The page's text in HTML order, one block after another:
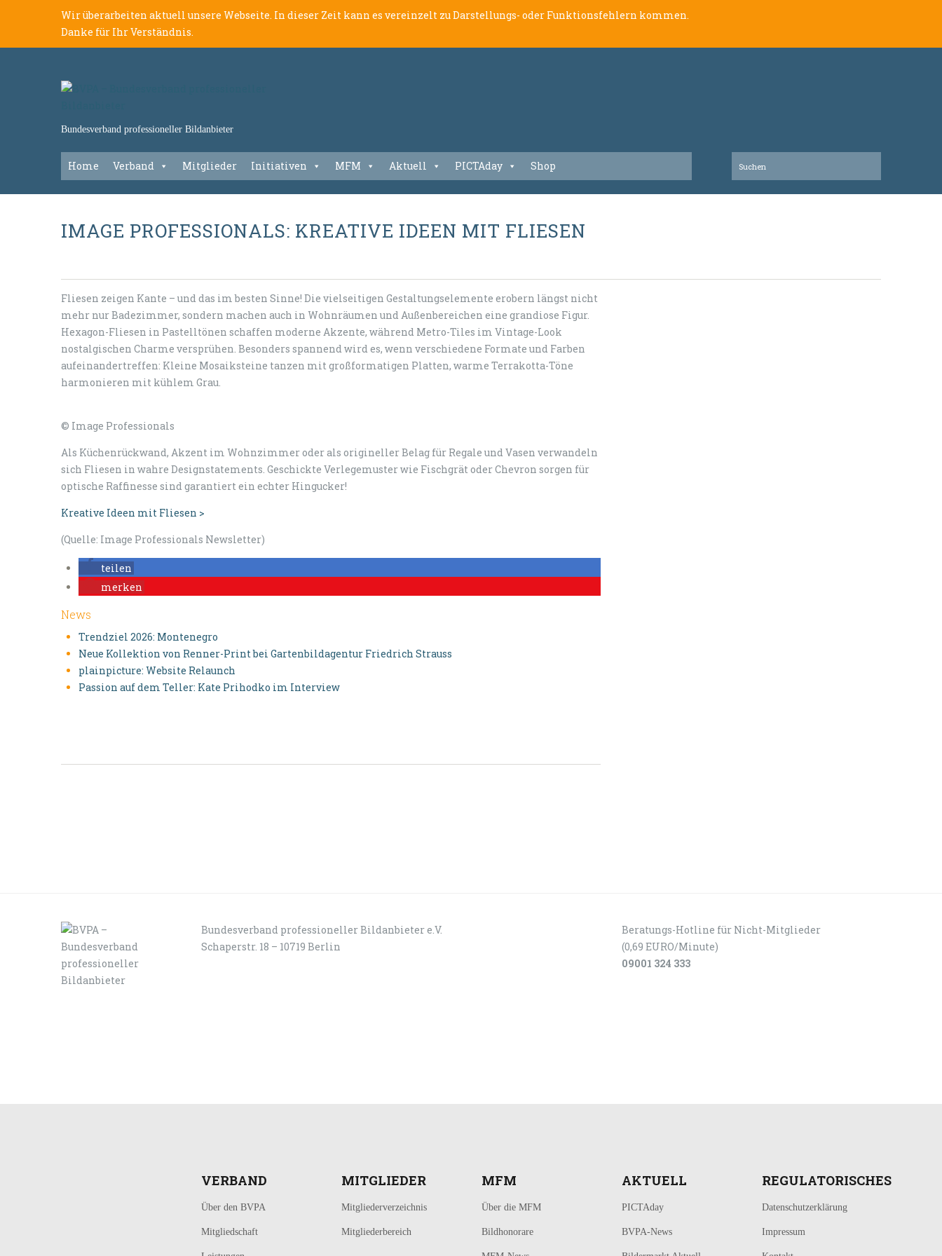
Wir überarbeiten aktuell unsere Webseite. In dieser Zeit kann es vereinzelt zu Darstellungs- oder Funktionsfehlern kommen.
Danke für Ihr Verständnis.
Bundesverband professioneller Bildanbieter
Home Verband Mitglieder Initiativen MFM Aktuell PICTAday Shop
IMAGE PROFESSIONALS: KREATIVE IDEEN MIT FLIESEN
Fliesen zeigen Kante – und das im besten Sinne! Die vielseitigen Gestaltungselemente erobern längst nicht
mehr nur Badezimmer, sondern machen auch in Wohnräumen und Außenbereichen eine grandiose Figur.
Hexagon-Fliesen in Pastelltönen schaffen moderne Akzente, während Metro-Tiles im Vintage-Look
nostalgischen Charme versprühen. Besonders spannend wird es, wenn verschiedene Formate und Farben
aufeinandertreffen: Kleine Mosaiksteine tanzen mit großformatigen Platten, warme Terrakotta-Töne
harmonieren mit kühlem Grau.
© Image Professionals
Als Küchenrückwand, Akzent im Wohnzimmer oder als origineller Belag für Regale und Vasen verwandeln
sich Fliesen in wahre Designstatements. Geschickte Verlegemuster wie Fischgrät oder Chevron sorgen für
optische Raffinesse sind garantiert ein echter Hingucker!
Kreative Ideen mit Fliesen >
(Quelle: Image Professionals Newsletter)
teilen
merken
News
Trendziel 2026: Montenegro
Neue Kollektion von Renner-Print bei Gartenbildagentur Friedrich Strauss
plainpicture: Website Relaunch
Passion auf dem Teller: Kate Prihodko im Interview
Bundesverband professioneller Bildanbieter e.V.
Schaperstr. 18 – 10719 Berlin
Beratungs-Hotline für Nicht-Mitglieder
(0,69 EURO/Minute)
09001 324 333
VERBAND
Über den BVPA
Mitgliedschaft
MITGLIEDER
Mitgliederverzeichnis
Mitgliederbereich
MFM
Über die MFM
Bildhonorare
AKTUELL
PICTAday
BVPA-News
REGULATORISCHES
Datenschutzerklärung
Impressum